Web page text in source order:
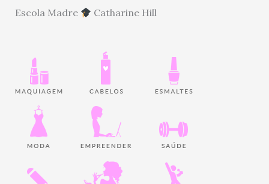
Escola Madre
Catharine Hill